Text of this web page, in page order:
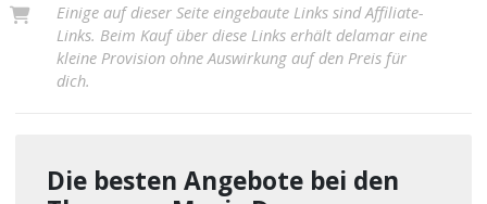
Einige auf dieser Seite eingebaute Links sind Affiliate-
Links. Beim Kauf über diese Links erhält delamar eine
kleine Provision ohne Auswirkung auf den Preis für
dich.
Die besten Angebote bei den